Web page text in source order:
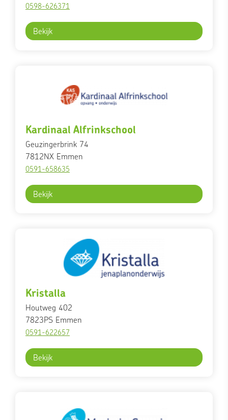
0598-626371
Bekijk
Kardinaal Alfrinkschool
Geuzingerbrink 74
7812NX Emmen
0591-658635
Bekijk
Kristalla
Houtweg 402
7823PS Emmen
0591-622657
Bekijk